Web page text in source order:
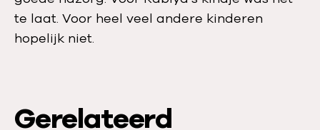
te laat. Voor heel veel andere kinderen
hopelijk niet.
Gerelateerd